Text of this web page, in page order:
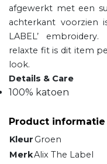
afgewerkt met een
achterkant voorzien
LABEL’
relaxte fit is dit item
look.
Details & Care
100% katoen
Product informatie
Kleur Groen
MerkAlix The Label